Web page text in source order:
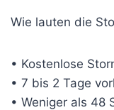
Wie lauten die
• Kostenlose
• 7 bis 2 Tage
• Weniger als 48